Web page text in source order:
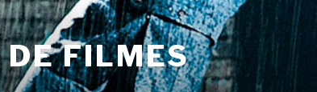
FILMES